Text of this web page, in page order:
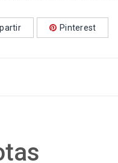
Pinterest